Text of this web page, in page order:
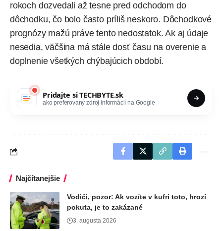
rokoch dozvedali až tesne pred odchodom do
dôchodku, čo bolo často príliš neskoro. Dôchodkové
prognózy mažú práve tento nedostatok. Ak aj údaje
nesedia, väčšina má stále dosť času na overenie a
doplnenie všetkých chýbajúcich období.
Pridajte siTECHBYTE.sk
ako preferovaný zdroj informácií na Google
Najčítanejšie
Vodiči, pozor: Ak vozíte v kufri toto, hrozí
pokuta, je to zakázané
3. augusta 2026